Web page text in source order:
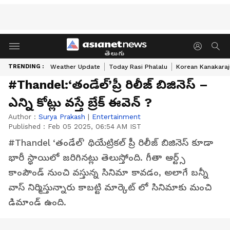
తెలుగు
TRENDING : Weather Update Today Rasi Phalalu Korean
#Thandel:‘తండేల్’ప్రీ రిలీజ్ బిజినెస్ –
ఎన్ని కోట్లు వస్తే బ్రేక్ ఈవెన్ ?
Author : Surya Prakash | Entertainment
Published : Feb 05 2025, 06:54 AM IST
#Thandel ‘తండేల్’ థియేట్రికల్ ప్రీ రిలీజ్ బిజినెస్ కూడా
భారీ స్థాయిలో జరిగినట్లు తెలుస్తోంది. గీతా ఆర్ట్స్
కాంపౌండ్ నుంచి వస్తున్న సినిమా కావడం, అలాగే బన్నీ
వాస్ నిర్మిస్తున్నారు కాబట్టి మార్కెట్ లో సినిమాకు మంచి
డిమాండ్ ఉంది.